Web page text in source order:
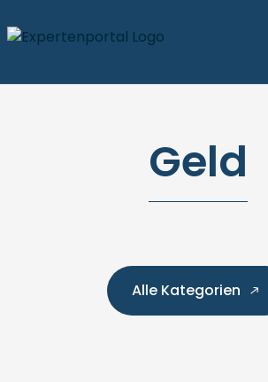
Geld
Alle Kategorien